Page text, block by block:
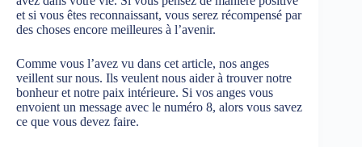
et si vous êtes reconnaissant, vous serez récompensé par
des choses encore meilleures à l’avenir.
Comme vous l’avez vu dans cet article, nos anges
veillent sur nous. Ils veulent nous aider à trouver notre
bonheur et notre paix intérieure. Si vos anges vous
envoient un message avec le numéro 8, alors vous savez
ce que vous devez faire.